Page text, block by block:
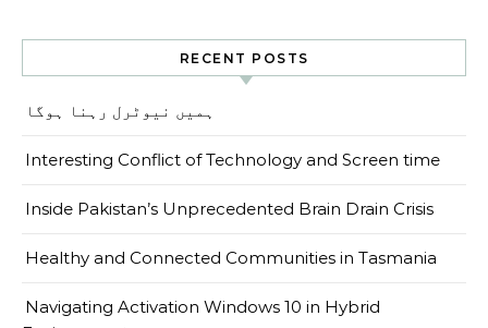
RECENT POSTS
ہمیں نیوٹرل رہنا ہوگا
Interesting Conflict of Technology and Screen time
Inside Pakistan’s Unprecedented Brain Drain Crisis
Healthy and Connected Communities in Tasmania
Navigating Activation Windows 10 in Hybrid